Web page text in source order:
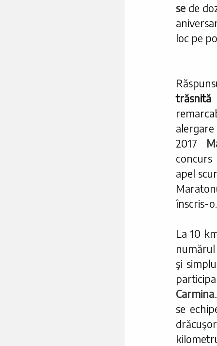
sede
loc pe
trăsnită
2017
apel
înscris-o.
La 10
şi
Carmina
se